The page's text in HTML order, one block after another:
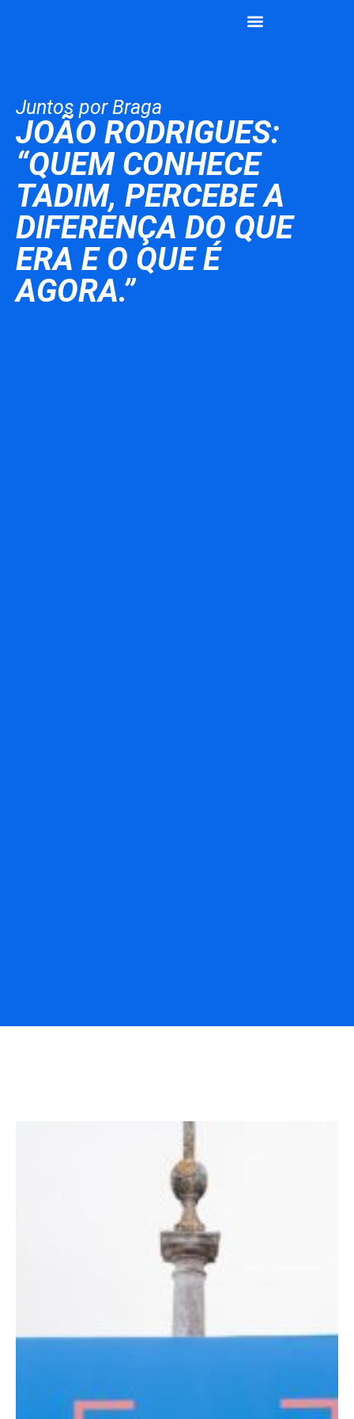
Juntos por Braga
JOÃO RODRIGUES:
“QUEM CONHECE
TADIM, PERCEBE A
DIFERENÇA DO QUE
ERA E O QUE É
AGORA.”